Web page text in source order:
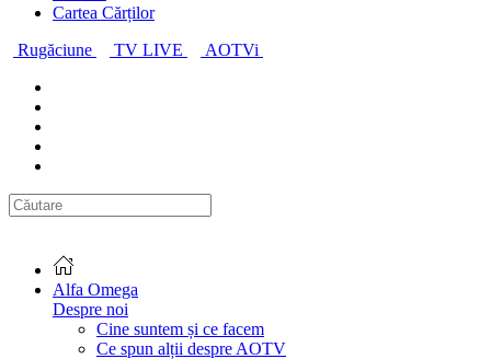
Cartea Cărților
Rugăciune
TV LIVE AOTVi
Alfa Omega
Despre noi
Cine suntem și ce facem
Ce spun alții despre AOTV